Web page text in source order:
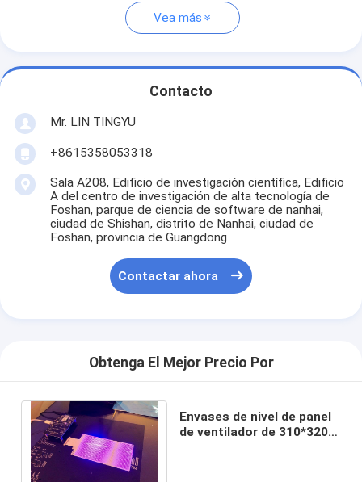
Vea más
Contacto
Mr. LIN TINGYU
+8615358053318
Sala A208, Edificio de investigación científica, Edificio
A del centro de investigación de alta tecnología de
Foshan, parque de ciencia de software de nanhai,
ciudad de Shishan, distrito de Nanhai, ciudad de
Foshan, provincia de Guangdong
Contactar ahora
Obtenga El Mejor Precio Por
Envases de nivel de panel
de ventilador de 310*320